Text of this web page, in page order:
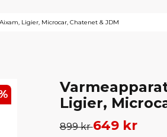
Ligier, Microcar, Chatenet & JDM
Ligier,
899 kr649 kr